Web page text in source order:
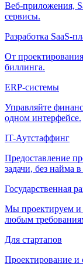
Веб-приложения,
сервисы.
Разработка SaaS-
От
биллинга.
ERP-системы
Управляйте
одном интерфейсе.
IT-Аутстаффинг
Предоставление
задачи, без найма
Государственная
Мы проектируем и
любым
Для стартапов
Проектирование и